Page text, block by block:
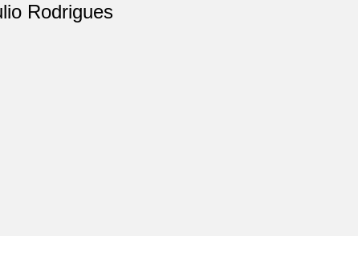
Rodrigues